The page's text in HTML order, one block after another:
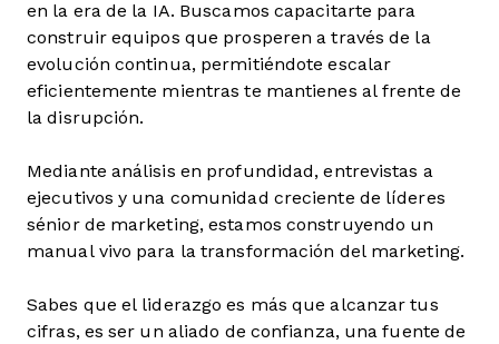
en la era de la IA. Buscamos capacitarte para
construir equipos que prosperen a través de la
evolución continua, permitiéndote escalar
eficientemente mientras te mantienes al frente de
la disrupción.
Mediante análisis en profundidad, entrevistas a
ejecutivos y una comunidad creciente de líderes
sénior de marketing, estamos construyendo un
manual vivo para la transformación del marketing.
Sabes que el liderazgo es más que alcanzar tus
cifras, es ser un aliado de confianza, una fuente de